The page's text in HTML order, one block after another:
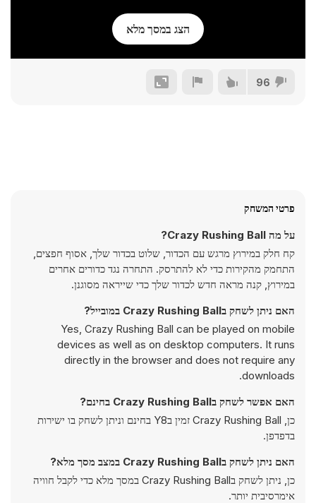
הצג במסך מלא
96
פרטי המשחק
על מה Crazy Rushing Ball?
קח חלק במירוץ מרגש עם הכדור, שלוט בכדור שלך, אסוף חפצים,
התחמק מהקירות כדי לא להתרסק. התחרה נגד כדורים אחרים
במירוץ, קנה מראה חדש לכדור שלך כדי שייראה מסוגנן.
האם ניתן לשחק בCrazy Rushing Ball במובייל?
Yes, Crazy Rushing Ball can be played on mobile
devices as well as on desktop computers. It runs
directly in the browser and does not require any
downloads.
האם אפשר לשחק בCrazy Rushing Ball בחינם?
כן, Crazy Rushing Ball זמין בY8 בחינם וניתן לשחק בו ישירות
בדפדפן.
האם ניתן לשחק בCrazy Rushing Ball במצב מסך מלא?
כן, ניתן לשחק בCrazy Rushing Ball במסך מלא כדי לקבל חוויה
אימרסיבית יותר.